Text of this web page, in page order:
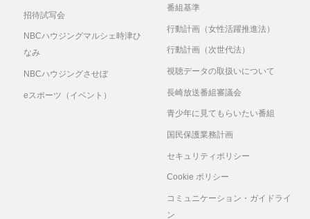
招待試写会
NBCハウジングマルシェ時津ひ
なみ
NBCハウジングさせぼ
eスポーツ（イベント）
番組基準
行動計画（女性活躍推進法）
行動計画（次世代法）
視聴データの取扱いについて
長崎放送番組審議会
青少年に見てもらいたい番組
国民保護業務計画
セキュリティポリシー
Cookie ポリシー
コミュニケーション・ガイドライ
ン